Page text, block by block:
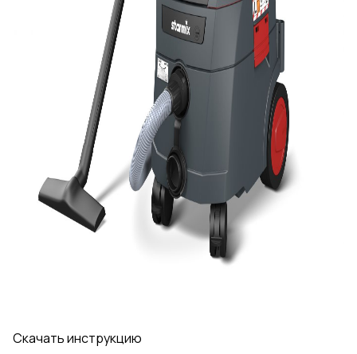
Скачать инструкцию